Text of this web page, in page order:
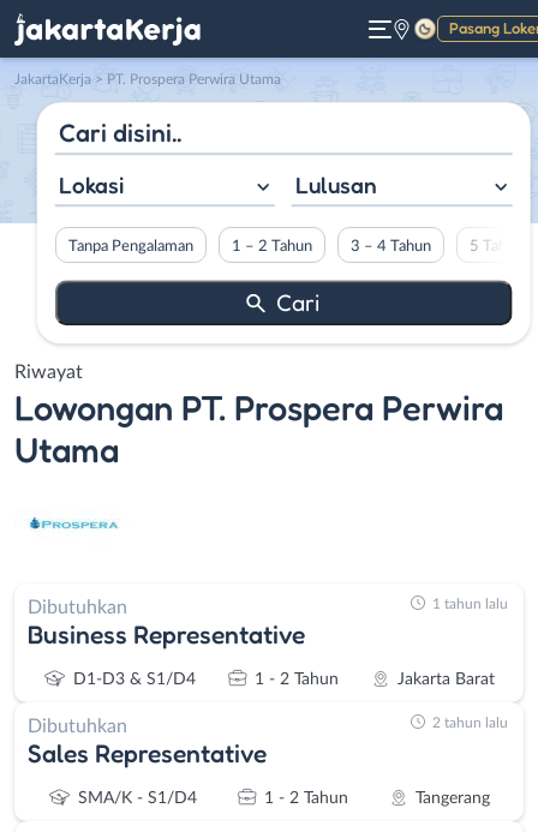
Pasang
Gelap
JakartaKerja > PT. Prospera Perwira Utama
Lokasi Lulusan
Tanpa Pengalaman 1 – 2 Tahun 3 – 4 Tahun 5 Tahun
Riwayat
Lowongan PT. Prospera Perwira
Utama
Dibutuhkan
Business Representative
D1-D3 & S1/D4 1 - 2 Tahun Jakarta Barat
1 tahun lalu
Dibutuhkan
Sales Representative
SMA/K - S1/D4 1 - 2 Tahun Tangerang
2 tahun lalu